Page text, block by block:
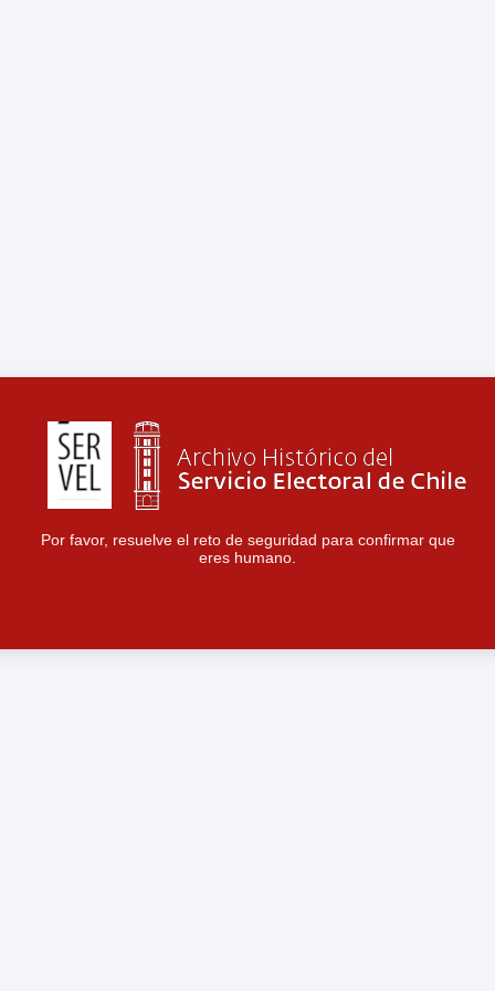
Por favor, resuelve el reto de seguridad para confirmar que
eres humano.